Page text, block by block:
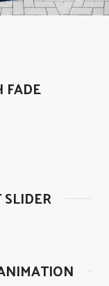
FADE